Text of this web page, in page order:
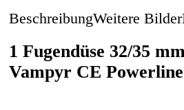
BeschreibungWeitere Bilder
1 Fugendüse 32/35
Vampyr CE